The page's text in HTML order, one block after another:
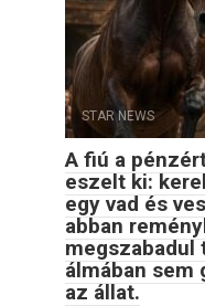
STAR NEWS
A fiú a
eszelt ki:
egy vad és
abban
megszabadul
álmában sem
az állat.